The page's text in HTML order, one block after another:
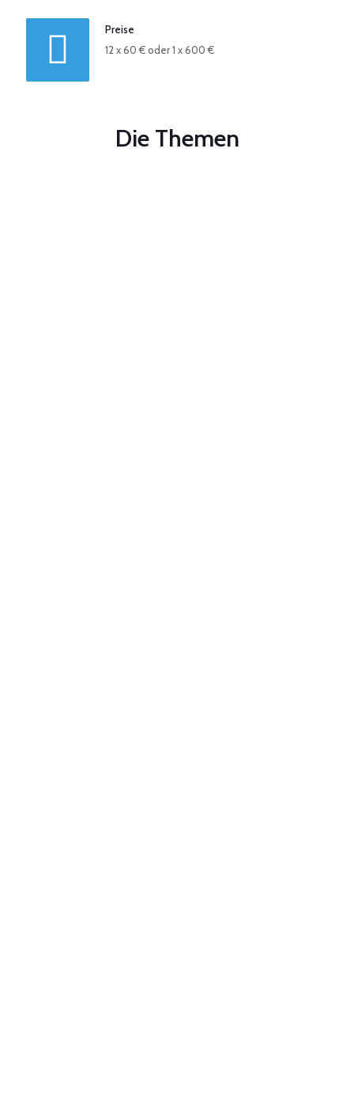
Preise
12 x 60 € oder 1 x 600 €
Die Themen